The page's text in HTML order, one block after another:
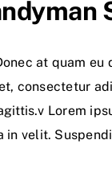
at quam
consectetur
Lorem
velit.